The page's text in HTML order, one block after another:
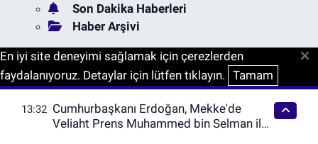
Son Dakika Haberleri
Haber Arşivi
En iyi site deneyimi sağlamak için çerezlerden
faydalanıyoruz. Detaylar için lütfen tıklayın. Tamam
13:32 Cumhurbaşkanı Erdoğan, Mekke'de
Veliaht Prens Muhammed bin Selman ile